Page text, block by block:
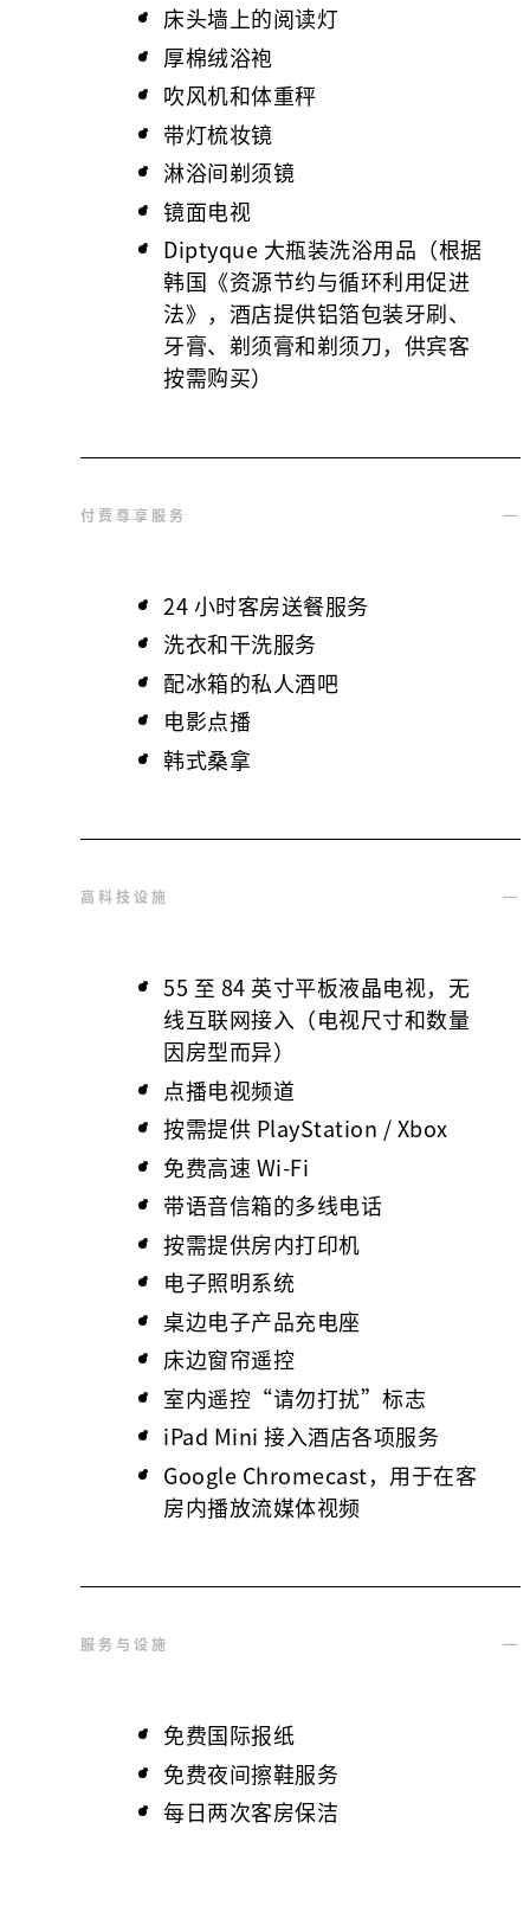
床头墙上的阅读灯
厚棉绒浴袍
吹风机和体重秤
带灯梳妆镜
淋浴间剃须镜
镜面电视
Diptyque 大瓶装洗浴用品（根据
韩国《资源节约与循环利用促进
法》，酒店提供铝箔包装牙刷、
牙膏、剃须膏和剃须刀，供宾客
按需购买）
付费尊享服务
24 小时客房送餐服务
洗衣和干洗服务
配冰箱的私人酒吧
电影点播
韩式桑拿
高科技设施
55 至 84 英寸平板液晶电视，无
线互联网接入（电视尺寸和数量
因房型而异）
点播电视频道
按需提供 PlayStation / Xbox
免费高速 Wi-Fi
带语音信箱的多线电话
按需提供房内打印机
电子照明系统
桌边电子产品充电座
床边窗帘遥控
室内遥控“请勿打扰”标志
iPad Mini 接入酒店各项服务
Google Chromecast，用于在客
房内播放流媒体视频
服务与设施
免费国际报纸
免费夜间擦鞋服务
每日两次客房保洁